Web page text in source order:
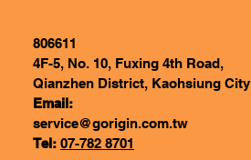
806611
4F-5, No. 10, Fuxing 4th Road,
Qianzhen District, Kaohsiung City
Email:
service@gorigin.com.tw
Tel: 07-782 8701